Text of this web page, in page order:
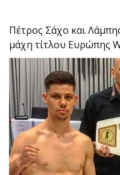
Πέτρος Σάχο και
μάχη τίτλου Ευρώπης